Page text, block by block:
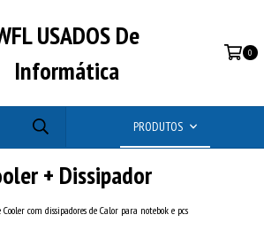
USADOS De
Informática
0
PRODUTOS
+ Dissipador
Cooler com dissipadores de Calor para notebok e pcs